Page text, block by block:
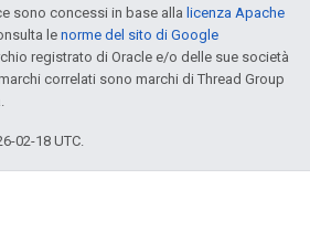
sono concessi in base alla licenza Apache
le norme del sito di Google
registrato di Oracle e/o delle sue società
correlati sono marchi di Thread Group
02-18 UTC.